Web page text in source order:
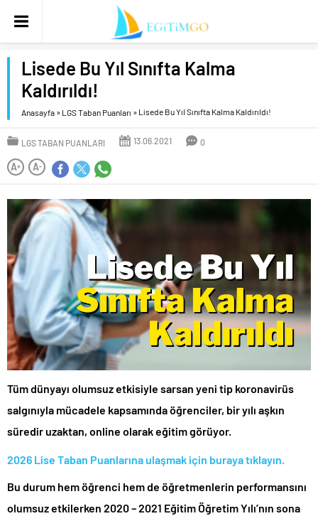
Lisede Bu Yıl Sınıfta Kalma
Kaldırıldı!
Anasayfa » LGS Taban Puanları » Lisede Bu Yıl Sınıfta Kalma Kaldırıldı!
LGS TABAN PUANLARI 13.06.2021 0
A+ A-
Tüm dünyayı olumsuz etkisiyle sarsan yeni tip koronavirüs
salgınıyla mücadele kapsamında öğrenciler, bir yılı aşkın
süredir uzaktan, online olarak eğitim görüyor.
2026 Lise Taban Puanlarına ulaşmak için buraya tıklayın.
Bu durum hem öğrenci hem de öğretmenlerin performansını
olumsuz etkilerken 2020 – 2021 Eğitim Öğretim Yılı’nın sona